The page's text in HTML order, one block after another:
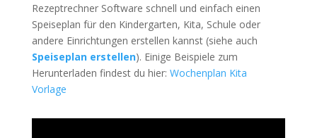
Rezeptrechner Software schnell und einfach einen
Speiseplan für den Kindergarten, Kita, Schule oder
andere Einrichtungen erstellen kannst (siehe auch
Speiseplan erstellen). Einige Beispiele zum
Herunterladen findest du hier: Wochenplan Kita
Vorlage